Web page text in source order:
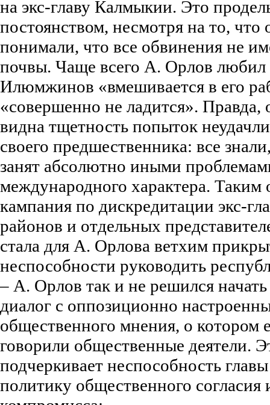
на экс-главу Калмыкии. Это
постоянством, несмотря на то,
понимали, что все обвинения не
почвы. Чаще всего А. Орлов любил
Илюмжинов «вмешивается в его
«совершенно не ладится».
видна тщетность попыток
своего предшественника: все
занят абсолютно иными
международного характера. Таким
кампания по дискредитации экс-
районов и отдельных
стала для А. Орлова ветхим
неспособности руководить
– А. Орлов так и не решился
диалог с оппозиционно
общественного мнения, о котором
говорили общественные деятели.
подчеркивает неспособность
политику общественного согласия